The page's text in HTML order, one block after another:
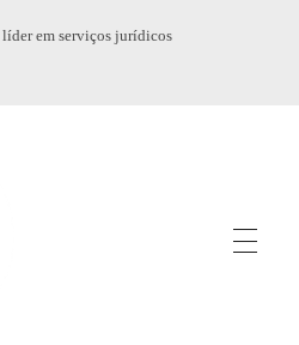
em serviços jurídicos